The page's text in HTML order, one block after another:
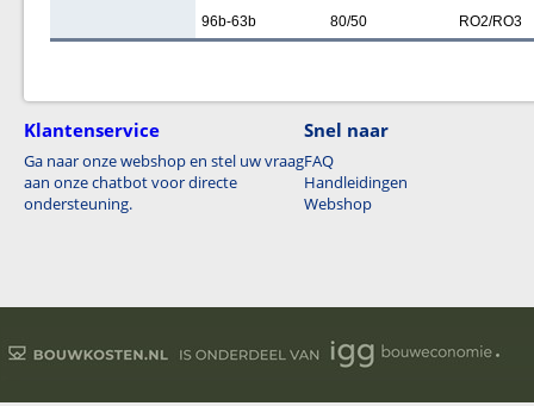
96b-63b
80/50 RO2/RO3
Klantenservice
Ga naar onze webshop en stel uw vraag
aan onze chatbot voor directe
ondersteuning.
Snel naar
FAQ
Handleidingen
Webshop